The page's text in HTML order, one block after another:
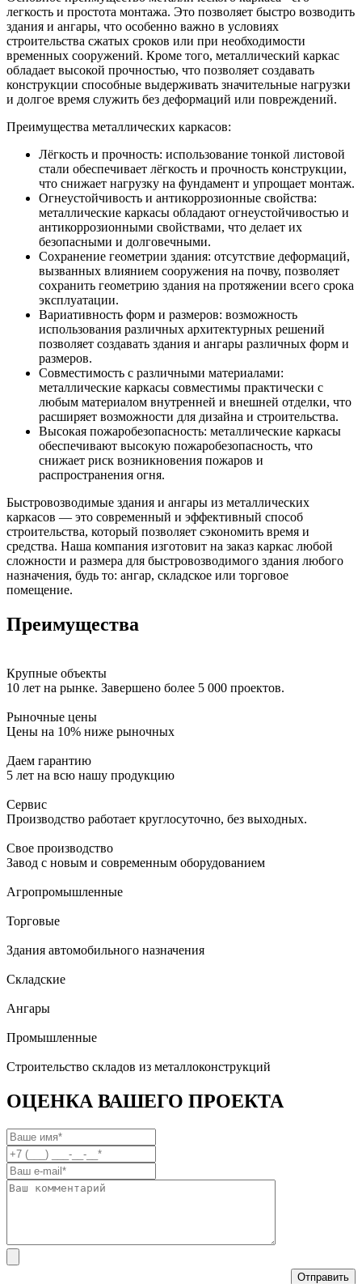
легкость и простота монтажа. Это позволяет быстро возводить
здания и ангары, что особенно важно в условиях
строительства сжатых сроков или при необходимости
временных сооружений. Кроме того, металлический каркас
обладает высокой прочностью, что позволяет создавать
конструкции способные выдерживать значительные нагрузки
и долгое время служить без деформаций или повреждений.
Преимущества металлических каркасов:
Лёгкость и прочность: использование тонкой листовой
стали обеспечивает лёгкость и прочность конструкции,
что снижает нагрузку на фундамент и упрощает монтаж.
Огнеустойчивость и антикоррозионные свойства:
металлические каркасы обладают огнеустойчивостью и
антикоррозионными свойствами, что делает их
безопасными и долговечными.
Сохранение геометрии здания: отсутствие деформаций,
вызванных влиянием сооружения на почву, позволяет
сохранить геометрию здания на протяжении всего срока
эксплуатации.
Вариативность форм и размеров: возможность
использования различных архитектурных решений
позволяет создавать здания и ангары различных форм и
размеров.
Совместимость с различными материалами:
металлические каркасы совместимы практически с
любым материалом внутренней и внешней отделки, что
расширяет возможности для дизайна и строительства.
Высокая пожаробезопасность: металлические каркасы
обеспечивают высокую пожаробезопасность, что
снижает риск возникновения пожаров и
распространения огня.
Быстровозводимые здания и ангары из металлических
каркасов — это современный и эффективный способ
строительства, который позволяет сэкономить время и
средства. Наша компания изготовит на заказ каркас любой
сложности и размера для быстровозводимого здания любого
назначения, будь то: ангар, складское или торговое
помещение.
Преимущества
Крупные объекты
10 лет на рынке. Завершено более 5 000 проектов.
Рыночные цены
Цены на 10% ниже рыночных
Даем гарантию
5 лет на всю нашу продукцию
Сервис
Производство работает круглосуточно, без выходных.
Свое производство
Завод с новым и современным оборудованием
Агропромышленные
Торговые
Здания автомобильного назначения
Складские
Ангары
Промышленные
Строительство складов из металлоконструкций
ОЦЕНКА ВАШЕГО ПРОЕКТА